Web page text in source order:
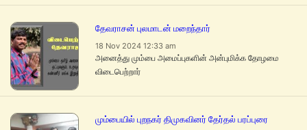
தேவராசன் புலமாடன் மறைந்தார்
18 Nov 2024 12:33 am
அனைத்து மும்பை அமைப்புகளின் அன்புமிக்க தோழமை
விடைபெற்றார்
மும்பையில் புறநகர் திமுகவினர் தேர்தல் பரப்புரை